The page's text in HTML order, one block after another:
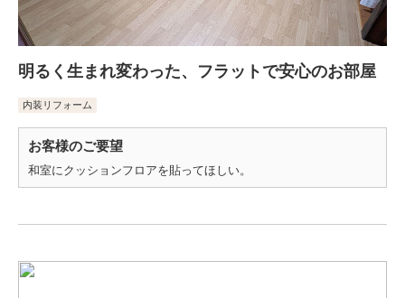
明るく生まれ変わった、フラットで安心のお部屋
内装リフォーム
お客様のご要望
和室にクッションフロアを貼ってほしい。